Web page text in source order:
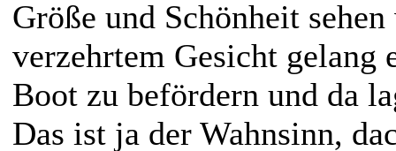
Größe und Schönheit
verzehrtem Gesicht gelang
Boot zu befördern und da
Das ist ja der Wahnsinn,